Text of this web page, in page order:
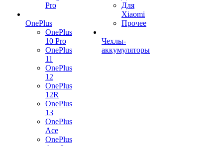
Pro
OnePlus
OnePlus
10 Pro
OnePlus
11
OnePlus
12
OnePlus
12R
OnePlus
13
OnePlus
Ace
OnePlus
Для
Xiaomi
Прочее
Чехлы-
аккумуляторы